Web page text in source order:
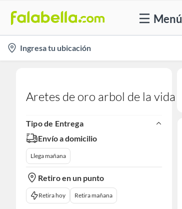
Menú
location-
icon
Ingresa tu ubicación
Aretes de oro arbol de la vida
Tipo de Entrega
Envío a domicilio
Llega mañana
Retiro en un punto
Retira hoy Retira mañana